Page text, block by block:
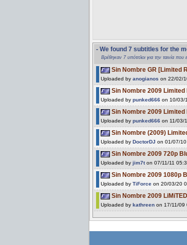
- We found 7 subtitles for the
Βρέθηκαν 7 υπότιτλοι για την ταινία που
Sin Nombre GR [Limited
Uploaded by anogianos on 22/02/
Sin Nombre 2009
Uploaded by punked666 on 10/03/
Sin Nombre 2009 Limited
Uploaded by punked666 on 11/03/
Sin Nombre (2009)
Uploaded by DoctorDJ on 01/07/
Sin Nombre 2009 720p
Uploaded by jim7ton 07/11/11
Sin Nombre 2009 1080p
Uploaded by TiForce on 20/03/20
Sin Nombre 2009
Uploaded by kathreen on 17/11/09